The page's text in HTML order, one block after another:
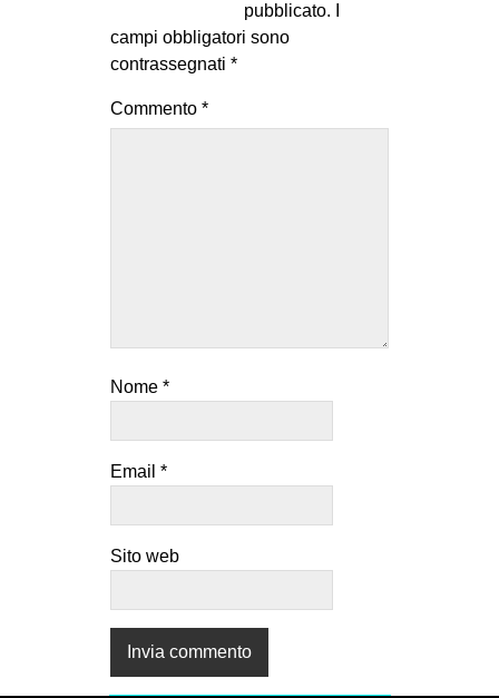
pubblicato.
campi obbligatori sono
contrassegnati *
Commento *
Nome *
Email *
Sito web